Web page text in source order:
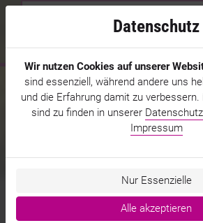
Datenschutz
Wir nutzen Cookies auf unserer
sind essenziell, während andere uns
und die Erfahrung damit zu
sind zu finden in unserer
Impressum
Nur Essenzielle
Alle akzeptieren